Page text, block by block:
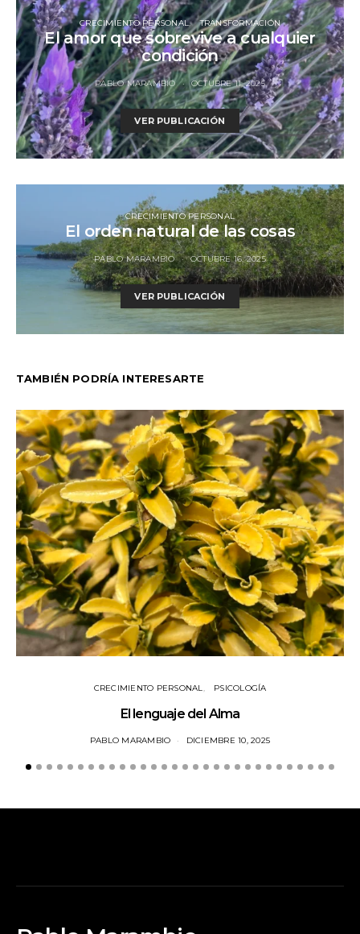
CRECIMIENTO PERSONAL TRANSFORMACIÓN
El amor que sobrevive a cualquier
condición
PABLO MARAMBIO OCTUBRE 11, 2025
VER PUBLICACIÓN
CRECIMIENTO PERSONAL
El orden natural de las cosas
PABLO MARAMBIO OCTUBRE 16, 2025
VER PUBLICACIÓN
TAMBIÉN PODRÍA INTERESARTE
CRECIMIENTO PERSONAL PSICOLOGÍA
El lenguaje del Alma
PABLO MARAMBIO DICIEMBRE 10, 2025